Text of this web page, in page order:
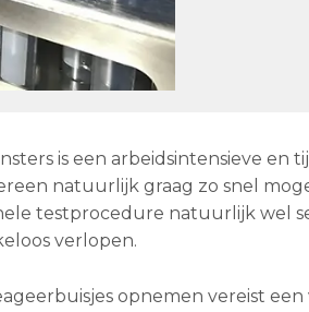
is een arbeidsintensieve en
natuurlijk graag zo snel
testprocedure natuurlijk wel
verlopen.
opnemen vereist